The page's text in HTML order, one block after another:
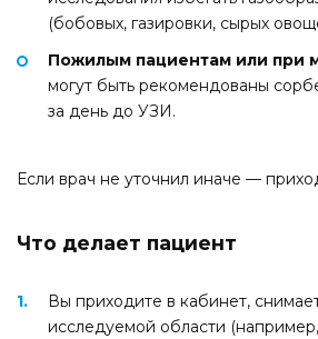
(бобовых, газировки, сырых
Пожилым пациентам или при
могут быть рекомендованы
за день до УЗИ.
Если врач не уточнил иначе —
Что делает пациент
Вы приходите в кабинет,
исследуемой области